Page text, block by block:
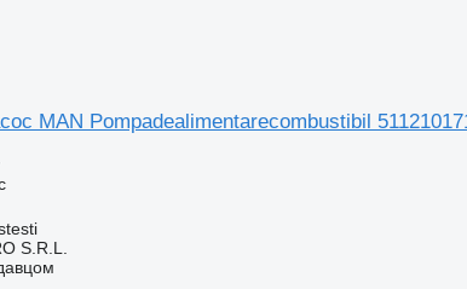
MAN Pompadealimentarecombustibil
S.R.L.